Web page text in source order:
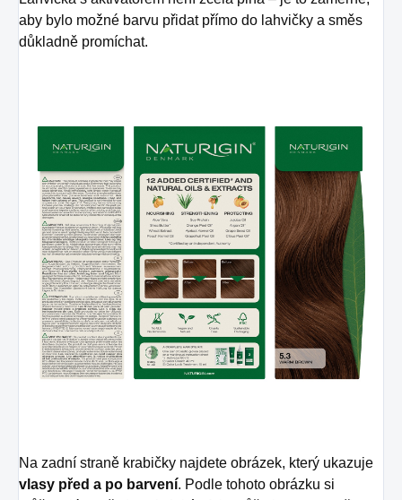
aby bylo možné barvu přidat přímo do lahvičky a směs
důkladně promíchat.
Na zadní straně krabičky najdete obrázek, který ukazuje
vlasy před a po barvení. Podle tohoto obrázku si